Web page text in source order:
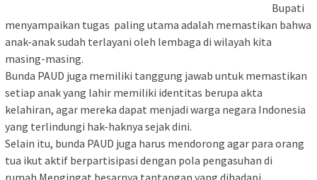
Bupati
menyampaikan tugas paling utama adalah memastikan bahwa
anak-anak sudah terlayani oleh lembaga di wilayah kita
masing-masing.
Bunda PAUD juga memiliki tanggung jawab untuk memastikan
setiap anak yang lahir memiliki identitas berupa akta
kelahiran, agar mereka dapat menjadi warga negara Indonesia
yang terlindungi hak-haknya sejak dini.
Selain itu, bunda PAUD juga harus mendorong agar para orang
tua ikut aktif berpartisipasi dengan pola pengasuhan di